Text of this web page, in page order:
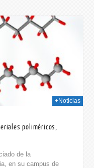
+Noticias
poliméricos,
de la
en su campus de